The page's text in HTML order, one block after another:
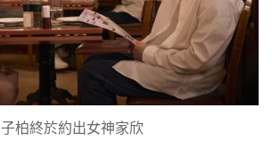
子柏終於約出女神家欣